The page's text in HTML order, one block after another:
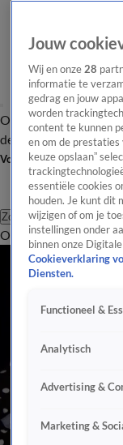
Overzicht
de redactie
Volg Shownieuws
Zoeken
Overzicht
Jouw
Wij en onze 28
informatie te
gedrag en jouw
worden
content te kunnen
en om de
keuze opslaan”
essentiële cookies
houden. Je kunt dit
wijzigen of om je
instellingen onder
binnen onze
Cookieverklaring
Diensten.
Functioneel &
Analytisch
Advertising &
Marketing &